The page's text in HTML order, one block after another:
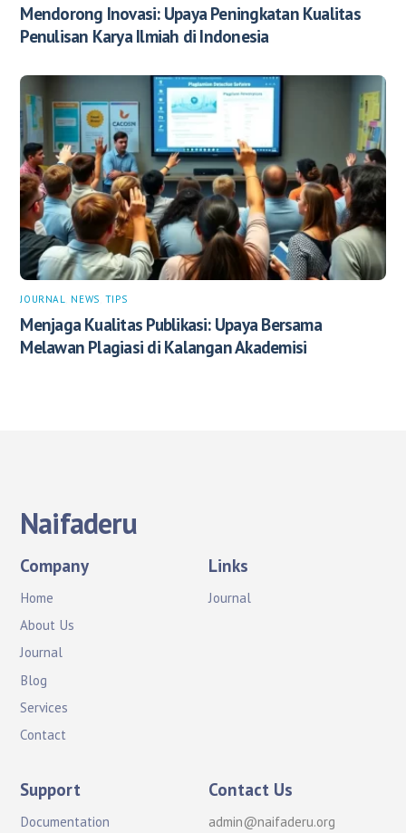
Mendorong Inovasi: Upaya Peningkatan Kualitas
Penulisan Karya Ilmiah di Indonesia
JOURNAL NEWS TIPS
Menjaga Kualitas Publikasi: Upaya Bersama
Melawan Plagiasi di Kalangan Akademisi
Naifaderu
Company
Home
About Us
Journal
Blog
Services
Contact
Links
Journal
Support
Documentation
Contact Us
admin@naifaderu.org